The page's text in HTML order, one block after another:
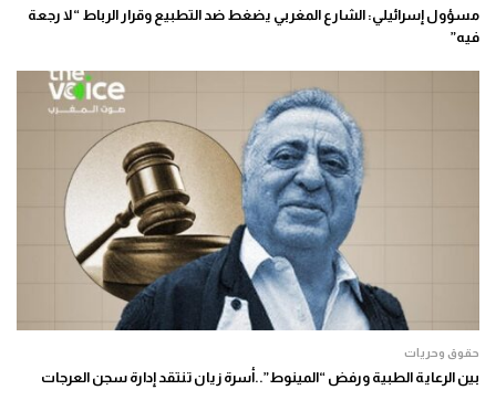
مسؤول إسرائيلي: الشارع المغربي يضغط ضد التطبيع وقرار الرباط “لا رجعة
فيه”
حقوق وحريات
بين الرعاية الطبية ورفض “المينوط”..أسرة زيان تنتقد إدارة سجن العرجات